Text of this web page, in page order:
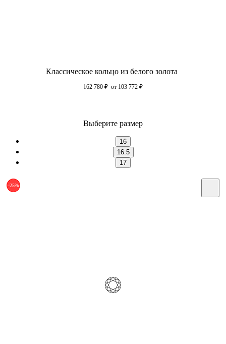
Классическое кольцо из белого золота
162 780 ₽ от 103 772 ₽
Выберите размер
16
16.5
17
-25%